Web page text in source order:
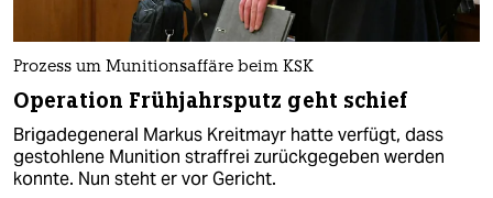
Prozess um Munitionsaffäre beim KSK
Operation Frühjahrsputz geht schief
Brigadegeneral Markus Kreitmayr hatte verfügt, dass
gestohlene Munition straffrei zurückgegeben werden
konnte. Nun steht er vor Gericht.